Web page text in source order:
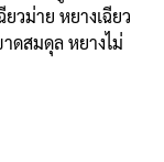
วม่าย หยางเฉียว
ดสมดุล หยางไม่